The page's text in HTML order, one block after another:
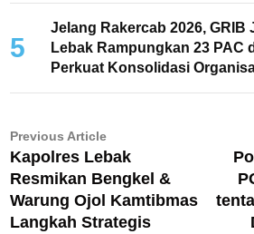
5
Jelang Rakercab 2026, GRIB
Lebak Rampungkan 23 PAC
Perkuat Konsolidasi
Navigasi
pos
Previous ArticlePrevious
article:
Kapolres Lebak
Resmikan Bengkel &
Warung Ojol Kamtibmas
Langkah Strategis